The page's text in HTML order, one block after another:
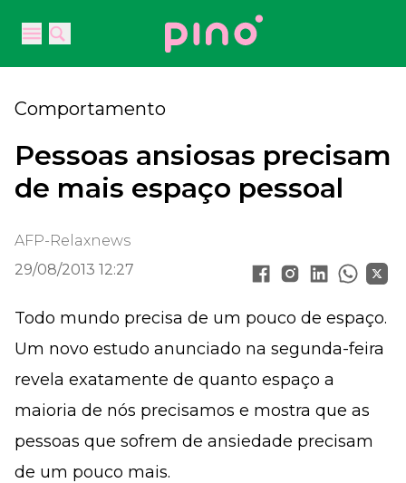
Open main menu
Open main menu
Your Company
Comportamento
Pessoas ansiosas precisam
de mais espaço pessoal
AFP-Relaxnews
29/08/2013 12:27
Todo mundo precisa de um pouco de espaço.
Um novo estudo anunciado na segunda-feira
revela exatamente de quanto espaço a
maioria de nós precisamos e mostra que as
pessoas que sofrem de ansiedade precisam
de um pouco mais.